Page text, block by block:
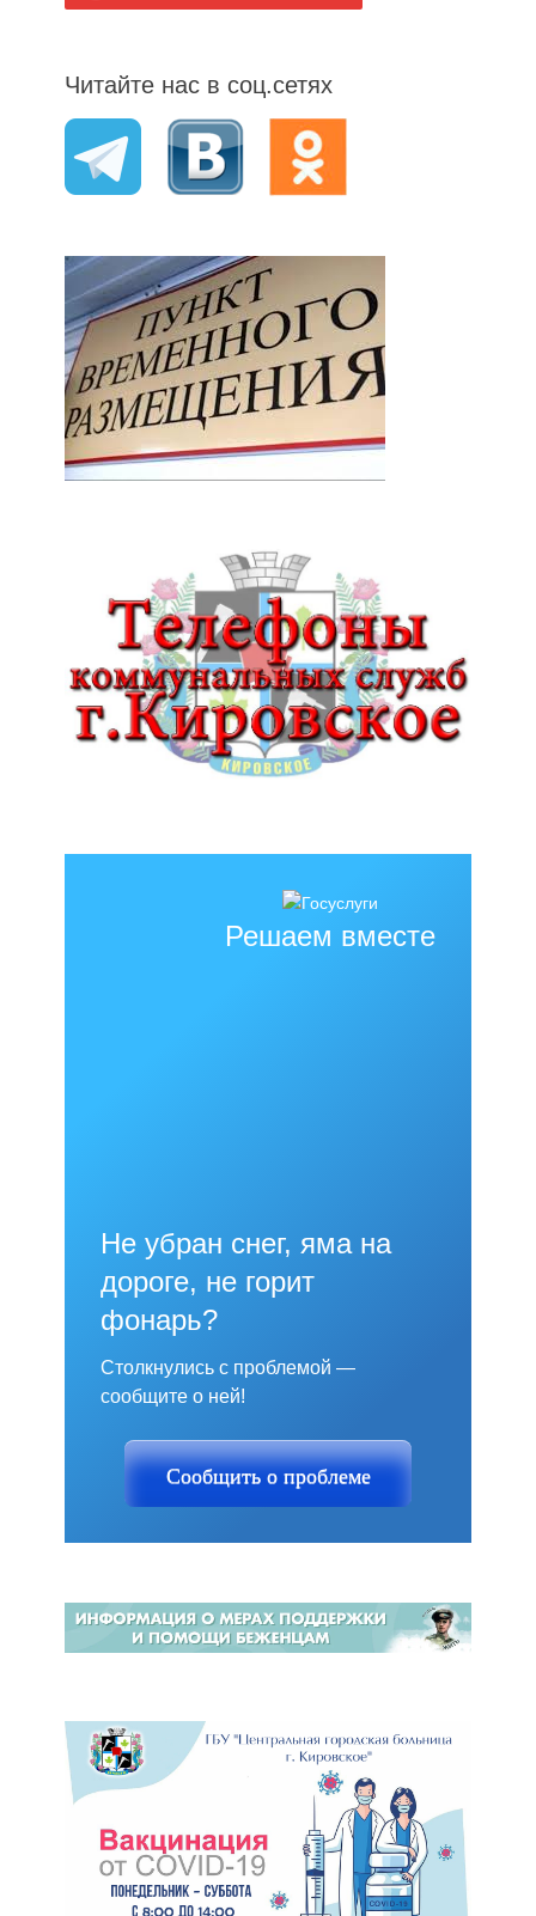
Читайте нас в соц.сетях
Решаем вместе
Не убран снег, яма на
дороге, не горит
фонарь?
Столкнулись с проблемой —
сообщите о ней!
Сообщить о проблеме